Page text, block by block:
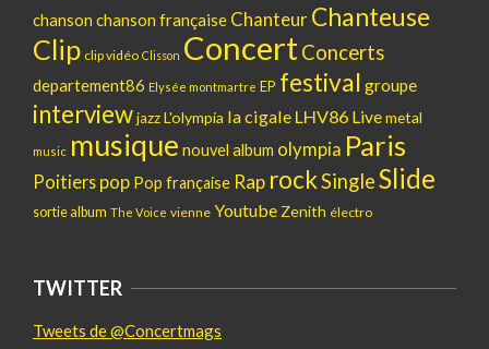
chanson chanson française ChanteurChanteuse
Clip clip vidéo Clisson Concert Concerts
departement86 Elysée montmartre EP festival groupe
interviewjazzL'olympia la cigale LHV86 Livemetal
music musique nouvel album olympia Paris
Poitiers pop Pop française Rap rockSingleSlide
sortie album The Voice vienne Youtube Zenith électro
TWITTER
Tweets de @Concertmags